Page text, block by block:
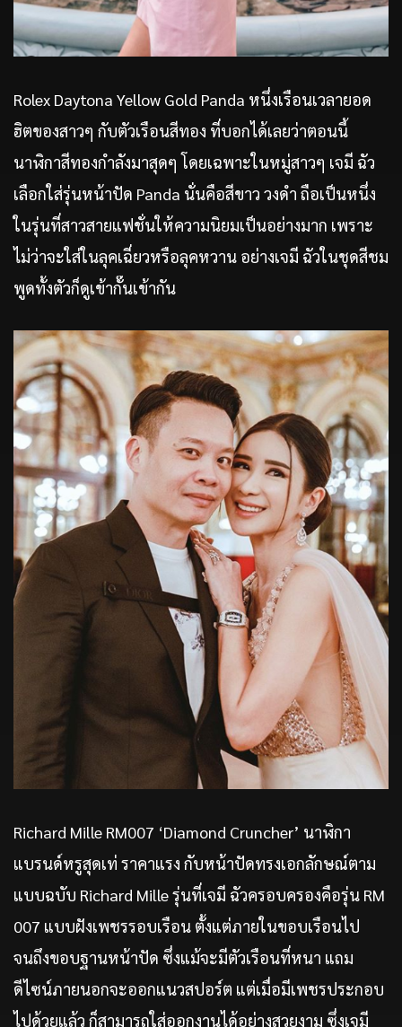
Rolex Daytona Yellow Gold Panda หนึ่งเรือนเวลายอด
ฮิตของสาวๆ กับตัวเรือนสีทอง ที่บอกได้เลยว่าตอนนี้
นาฬิกาสีทองกำลังมาสุดๆ โดยเฉพาะในหมู่สาวๆ เจมี ฉัว
เลือกใส่รุ่นหน้าปัด Panda นั่นคือสีขาว วงดำ ถือเป็นหนึ่ง
ในรุ่นที่สาวสายแฟชั่นให้ความนิยมเป็นอย่างมาก เพราะ
ไม่ว่าจะใส่ในลุคเฉี่ยวหรือลุคหวาน อย่างเจมี ฉัวในชุดสีชม
พูดทั้งตัวก็ดูเข้ากั๊นเข้ากัน
Richard Mille RM007 ‘Diamond Cruncher’ นาฬิกา
แบรนด์หรูสุดเท่ ราคาแรง กับหน้าปัดทรงเอกลักษณ์ตาม
แบบฉบับ Richard Mille รุ่นที่เจมี ฉัวครอบครองคือรุ่น RM
007 แบบฝังเพชรรอบเรือน ตั้งแต่ภายในขอบเรือนไป
จนถึงขอบฐานหน้าปัด ซึ่งแม้จะมีตัวเรือนที่หนา แถม
ดีไซน์ภายนอกจะออกแนวสปอร์ต แต่เมื่อมีเพชรประกอบ
ไปด้วยแล้ว ก็สามารถใส่ออกงานได้อย่างสวยงาม ซึ่งเจมี